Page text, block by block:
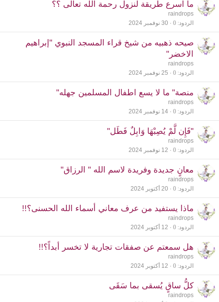
ما اسرع طريقة لنزول رحمة الله تعالى ؟؟
raindrops
الردود 0 30 نوفمبر 2024
صيحه ذهبيه من شيخ قراء المسجد النبوي "إبراهيم
الاخضر"
raindrops
الردود 0 25 نوفمبر 2024
منصة" ما لا يسع اطفال المسلمين جهله"
raindrops
الردود 0 14 نوفمبر 2024
"فَإِن لَّمْ يُصِبْهَا وَابِلٌ فَطَل"
raindrops
الردود 0 12 نوفمبر 2024
معانٍ جديدة وفريدة لاسم الله " الرزاق"
raindrops
الردود 0 20 أكتوبر 2024
ماذا يستفيد من عرف معاني أسماء الله الحسنى؟!!
raindrops
الردود 0 12 أكتوبر 2024
هل سمعتم عن صفقات تجارية لا تخسر أبداً؟!!
raindrops
الردود 0 12 أكتوبر 2024
كلُّ ساقٍ يُسقى بما سَقَى
raindrops